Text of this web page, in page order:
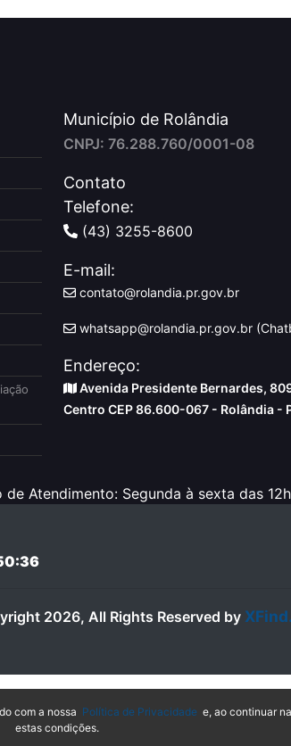
Município de Rolândia
CNPJ: 76.288.760/0001-08
Contato
Telefone:
(43) 3255-8600
E-mail:
contato@rolandia.pr.gov.br
whatsapp@rolandia.pr.gov.br
Endereço:
Avenida Presidente Bernardes,
Centro CEP 86.600-067 - Rolândia -
de Atendimento: Segunda à sexta das
2026, All Rights Reserved by
com a nossa Política de Privacidade e, ao continuar
estas condições.